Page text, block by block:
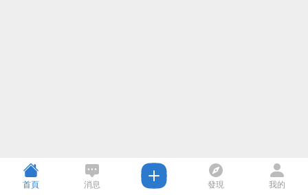
首頁 消息 發現 我的